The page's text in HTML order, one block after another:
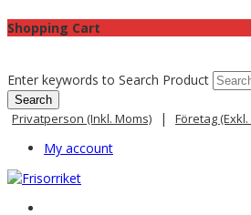
Shopping Cart
Enter keywords to Search Product
Privatperson (inkl. Moms) | Företag
My account